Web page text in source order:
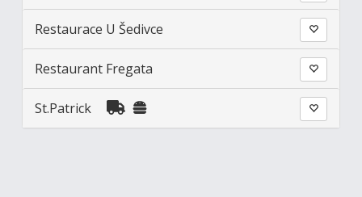
Restaurace U Šedivce
Restaurant Fregata
St.Patrick